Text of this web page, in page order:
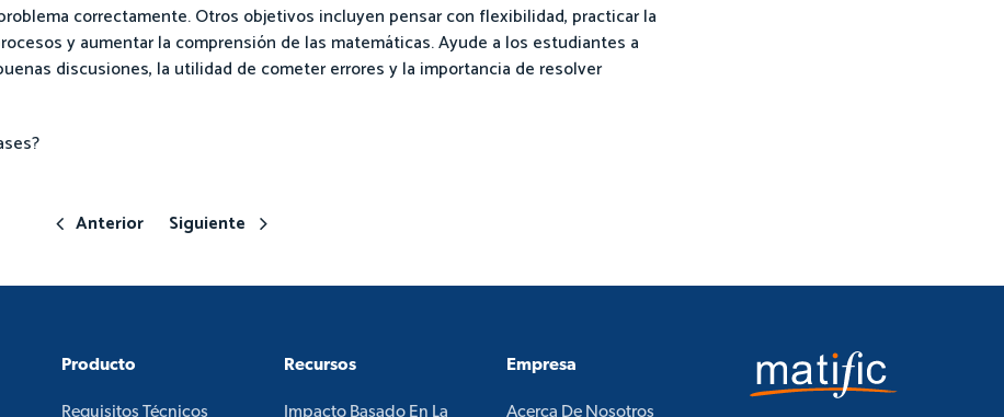
correctamente. Otros objetivos incluyen pensar con flexibilidad, practicar la
y aumentar la comprensión de las matemáticas. Ayude a los estudiantes a
discusiones, la utilidad de cometer errores y la importancia de resolver
Anterior Siguiente
Producto
Requisitos Técnicos
Recursos
Impacto Basado En La
Empresa
Acerca De Nosotros